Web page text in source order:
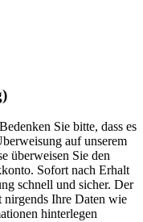
Sie bitte, dass es
auf unserem
überweisen Sie den
Sofort nach Erhalt
schnell und sicher. Der
nirgends Ihre Daten wie
hinterlegen